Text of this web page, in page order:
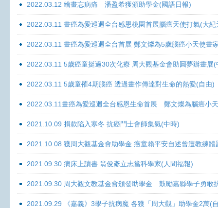
2022.03.12 繪畫忘病痛 潘盈希獲頒助學金(國語日報)
2022.03.11 畫癌為愛巡迴全台感恩桃園首展腦癌天使打氣(大紀
2022.03.11 畫癌為愛巡迴全台首展 鄭文燦為5歲腦癌小天使畫
2022.03.11 5歲癌童挺過30次化療 周大觀基金會助圓夢辦畫展
2022.03.11 5歲童罹4期腦癌 透過畫作傳達對生命的熱愛(自由)
2022.03.11畫癌為愛巡迴全台感恩生命首展 鄭文燦為腦癌小
2021.10.09 捐款陷入寒冬 抗癌鬥士會師集氣(中時)
2021.10.08 獲周大觀基金會助學金 癌童賴平安自述曾遭教練體
2021.09.30 病床上讀書 翁俊彥立志當科學家(人間福報)
2021.09.30 周大觀文教基金會頒發助學金 鼓勵嘉縣學子勇敢
2021.09.29 《嘉義》3學子抗病魔 各獲「周大觀」助學金2萬(